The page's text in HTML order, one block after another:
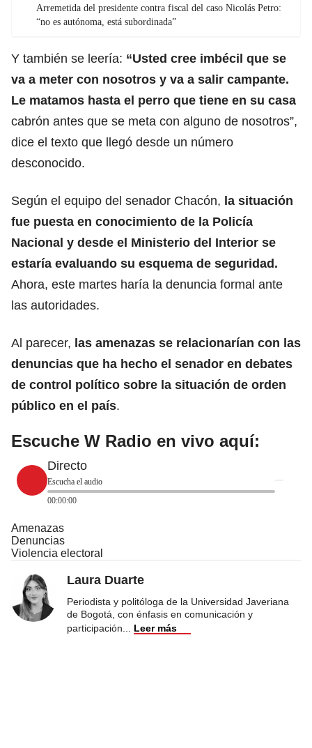
Arremetida del presidente contra fiscal del caso Nicolás Petro:
“no es autónoma, está subordinada”
Y también se leería: “Usted cree imbécil que se
va a meter con nosotros y va a salir campante.
Le matamos hasta el perro que tiene en su casa
cabrón antes que se meta con alguno de nosotros”,
dice el texto que llegó desde un número
desconocido.
Según el equipo del senador Chacón, la situación
fue puesta en conocimiento de la Policía
Nacional y desde el Ministerio del Interior se
estaría evaluando su esquema de seguridad.
Ahora, este martes haría la denuncia formal ante
las autoridades.
Al parecer, las amenazas se relacionarían con las
denuncias que ha hecho el senador en debates
de control político sobre la situación de orden
público en el país.
Escuche W Radio en vivo aquí:
Directo
Escucha el audio
00:00:00
Amenazas
Denuncias
Violencia electoral
Laura Duarte
Periodista y politóloga de la Universidad Javeriana
de Bogotá, con énfasis en comunicación y
participación
Leer más